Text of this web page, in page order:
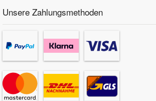
Unsere Zahlungsmethoden